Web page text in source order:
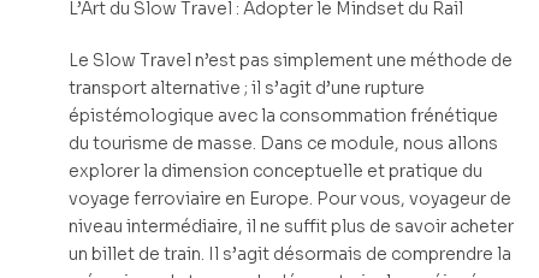
L’Art du Slow Travel : Adopter le Mindset du Rail
Le Slow Travel n’est pas simplement une méthode de
transport alternative ; il s’agit d’une rupture
épistémologique avec la consommation frénétique
du tourisme de masse. Dans ce module, nous allons
explorer la dimension conceptuelle et pratique du
voyage ferroviaire en Europe. Pour vous, voyageur de
niveau intermédiaire, il ne suffit plus de savoir acheter
un billet de train. Il s’agit désormais de comprendre la